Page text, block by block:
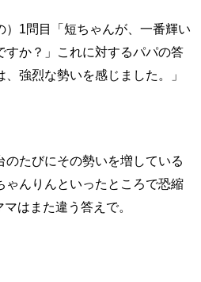
）1問目「短ちゃんが、一番輝い
すか？」これに対するパパの答
強烈な勢いを感じました。」
たびにその勢いを増している
ゃんりんといったところで恐縮
はまた違う答えで。